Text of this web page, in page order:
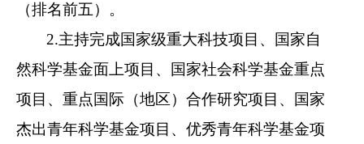
（排名前五）。
2.主持完成国家级重大科技项目、国家自
然科学基金面上项目、国家社会科学基金重点
项目、重点国际（地区）合作研究项目、国家
杰出青年科学基金项目、优秀青年科学基金项